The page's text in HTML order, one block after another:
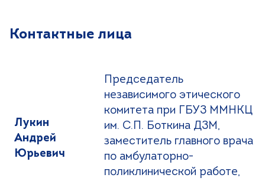
Контактные лица
Лукин
Андрей
Юрьевич
Председатель
независимого этического
комитета при ГБУЗ ММНКЦ
им. С.П. Боткина ДЗМ,
заместитель главного врача
по амбулаторно-
поликлинической работе,